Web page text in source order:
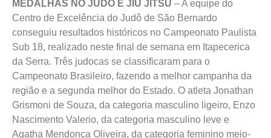
MEDALHAS NO JUDÔ E JIU JITSU– A equipe do
Centro de Excelência do Judô de São Bernardo
conseguiu resultados históricos no Campeonato Paulista
Sub 18, realizado neste final de semana em Itapecerica
da Serra. Três judocas se classificaram para o
Campeonato Brasileiro, fazendo a melhor campanha da
região e a segunda melhor do Estado. O atleta Jonathan
Grismoni de Souza, da categoria masculino ligeiro, Enzo
Nascimento Valerio, da categoria masculino leve e